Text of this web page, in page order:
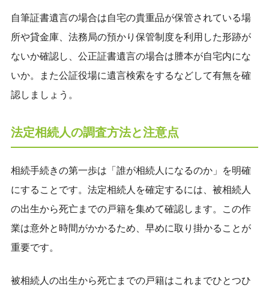
自筆証書遺言の場合は自宅の貴重品が保管されている場
所や貸金庫、法務局の預かり保管制度を利用した形跡が
ないか確認し、公正証書遺言の場合は謄本が自宅内にな
いか。また公証役場に遺言検索をするなどして有無を確
認しましょう。
法定相続人の調査方法と注意点
相続手続きの第一歩は「誰が相続人になるのか」を明確
にすることです。法定相続人を確定するには、被相続人
の出生から死亡までの戸籍を集めて確認します。この作
業は意外と時間がかかるため、早めに取り掛かることが
重要です。
被相続人の出生から死亡までの戸籍はこれまでひとつひ